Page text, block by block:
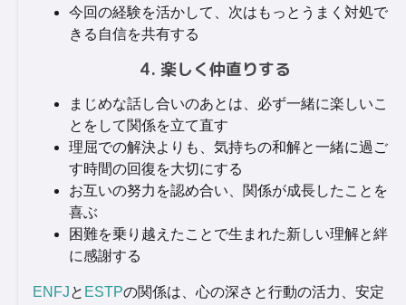
今回の経験を活かして、次はもっとうまく対処で
きる自信を共有する
4. 楽しく仲直りする
まじめな話し合いのあとは、必ず一緒に楽しいこ
とをして関係を立て直す
理屈での解決よりも、気持ちの和解と一緒に過ご
す時間の回復を大切にする
お互いの努力を認め合い、関係が成長したことを
喜ぶ
困難を乗り越えたことで生まれた新しい理解と絆
に感謝する
ENFJと ESTPの関係は、心の深さと行動の活力、安定